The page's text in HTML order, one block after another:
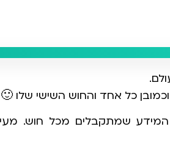
כל אחד והחוש השישי שלו 🙂
שמתקבלים מכל חוש.